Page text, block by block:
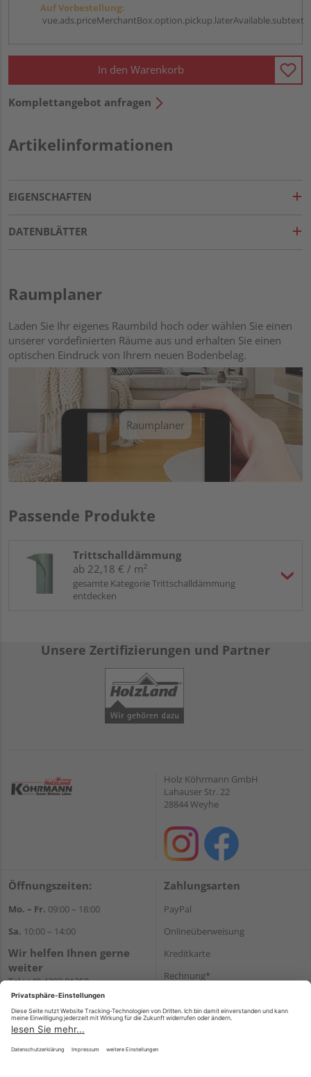
Auf Vorbestellung:
vue.ads.priceMerchantBox.option.pickup.laterAvailable.subtext
In den Warenkorb
Komplettangebot anfragen
Artikelinformationen
EIGENSCHAFTEN
DATENBLÄTTER
Raumplaner
Laden Sie Ihr eigenes Raumbild hoch oder wählen Sie einen
unserer vordefinierten Räume aus und erhalten Sie einen
optischen Eindruck von Ihrem neuen Bodenbelag.
Raumplaner
Passende Produkte
Trittschalldämmung
ab 22,18 € / m²
gesamte Kategorie Trittschalldämmung
entdecken
Unsere Zertifizierungen und Partner
Holz Köhrmann GmbH
Lahauser Str. 22
28844 Weyhe
Öffnungszeiten:
Mo. – Fr. 09:00 – 18:00
Sa. 10:00 – 14:00
Wir helfen Ihnen gerne
weiter
Tel.:+49 4203 81350
E-Mail:shop@holz-
koehrmann.de
Zahlungsarten
PayPal
Onlineüberweisung
Kreditkarte
Rechnung*
Versand